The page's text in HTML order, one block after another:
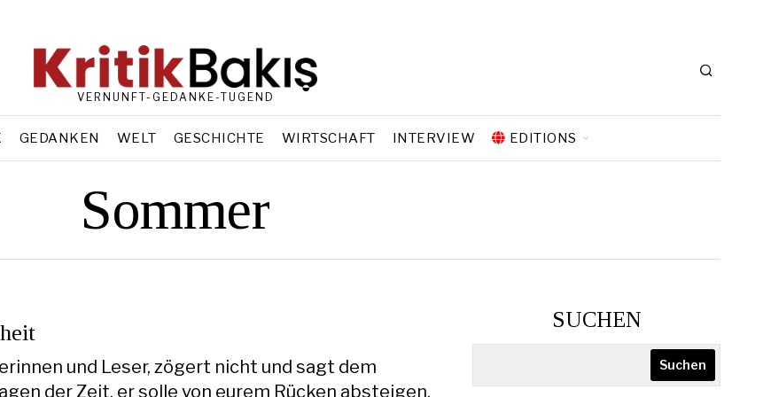
VERNUNFT-GEDANKE-TUGEND
GEDANKEN WELT GESCHICHTE WIRTSCHAFT INTERVIEW EDITIONS
Sommer
und Leser, zögert nicht und sagt dem
der Zeit, er solle von eurem Rücken absteigen.
SUCHEN
Suchen